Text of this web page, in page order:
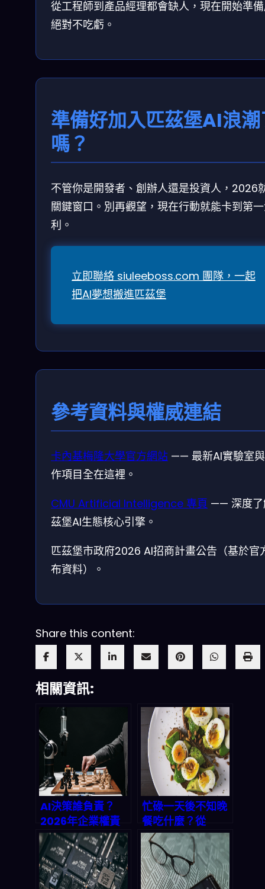
從工程師到產品經理都會缺人，現在開始準
絕對不吃虧。
準備好加入匹茲堡AI浪
嗎？
不管你是開發者、創辦人還是投資人，2026
關鍵窗口。別再觀望，現在行動就能卡到第
利。
立即聯絡 siuleeboss.com 團隊，一起
把AI夢想搬進匹茲堡
參考資料與權威連結
卡內基梅隆大學官方網站 —— 最新AI實驗室
作項目全在這裡。
CMU Artificial Intelligence 專頁 —— 深度了
茲堡AI生態核心引擎。
匹茲堡市政府2026 AI招商計畫公告（基於官
布資料）。
Share this content:
相關資訊:
AI決策誰負責？
2026年企業權責
歸屬的真相大揭密
忙碌一天後不知晚
餐吃什麼？從
Cullum’s
Attaboy的創新靈
感，學會一鍵生成
家常三餸一湯